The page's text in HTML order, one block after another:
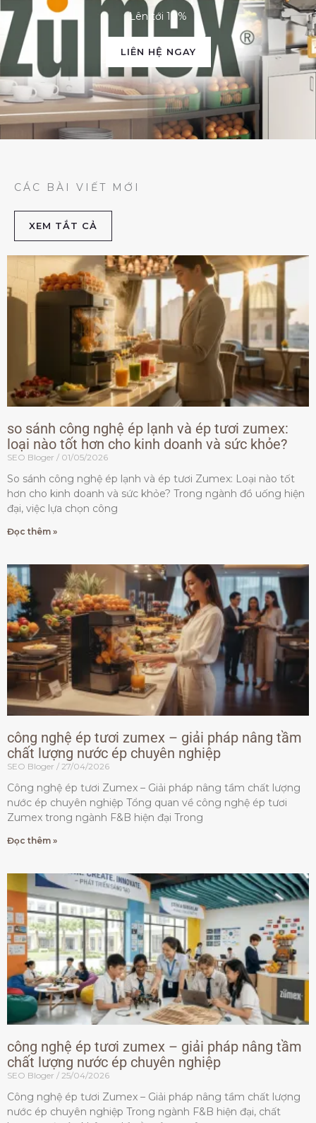
Lên tới 10%
LIÊN HỆ NGAY
CÁC BÀI VIẾT MỚI
XEM TẮT CẢ
so sánh công nghệ ép lạnh và ép tươi zumex:
loại nào tốt hơn cho kinh doanh và sức khỏe?
SEO Bloger 01/05/2026
So sánh công nghệ ép lạnh và ép tươi Zumex: Loại nào tốt
hơn cho kinh doanh và sức khỏe? Trong ngành đồ uống hiện
đại, việc lựa chọn công
Đọc thêm »
công nghệ ép tươi zumex – giải pháp nâng tầm
chất lượng nước ép chuyên nghiệp
SEO Bloger 27/04/2026
Công nghệ ép tươi Zumex – Giải pháp nâng tầm chất lượng
nước ép chuyên nghiệp Tổng quan về công nghệ ép tươi
Zumex trong ngành F&B hiện đại Trong
Đọc thêm »
công nghệ ép tươi zumex – giải pháp nâng tầm
chất lượng nước ép chuyên nghiệp
SEO Bloger 25/04/2026
Công nghệ ép tươi Zumex – Giải pháp nâng tầm chất lượng
nước ép chuyên nghiệp Trong ngành F&B hiện đại, chất